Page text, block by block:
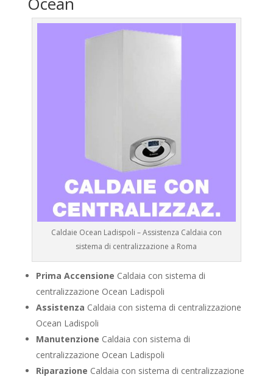
Caldaie Ocean Ladispoli – Assistenza Caldaia con
sistema di centralizzazione a Roma
Prima Accensione Caldaia con sistema di
centralizzazione Ocean Ladispoli
Assistenza Caldaia con sistema di centralizzazione
Ocean Ladispoli
Manutenzione Caldaia con sistema di
centralizzazione Ocean Ladispoli
Riparazione Caldaia con sistema di centralizzazione